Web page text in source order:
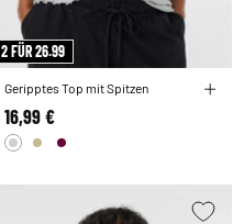
2 FÜR 26.99
Geripptes Top mit Spitzen
16,99 €